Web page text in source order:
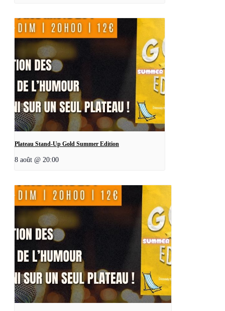
Plateau Stand-Up Gold Summer Edition
8 août @ 20:00